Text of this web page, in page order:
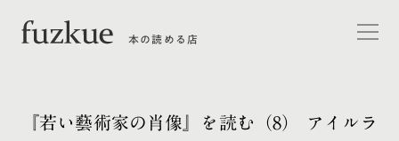
本の読める店
『若い藝術家の肖像』を読む（8） アイルラ